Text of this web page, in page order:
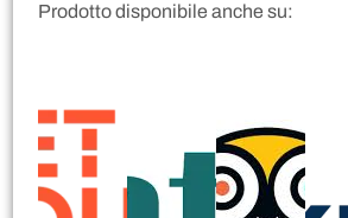
Prodotto disponibile anche su: